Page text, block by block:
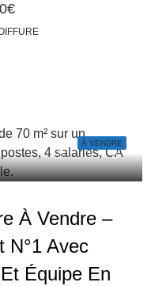
À VENDRE
À Vendre –
N°1 Avec
Équipe En